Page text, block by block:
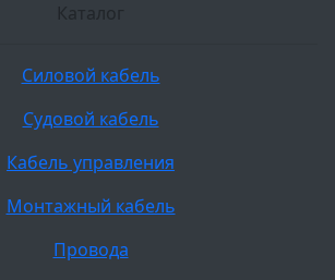
Каталог
Силовой кабель
Судовой кабель
Кабель управления
Монтажный кабель
Провода